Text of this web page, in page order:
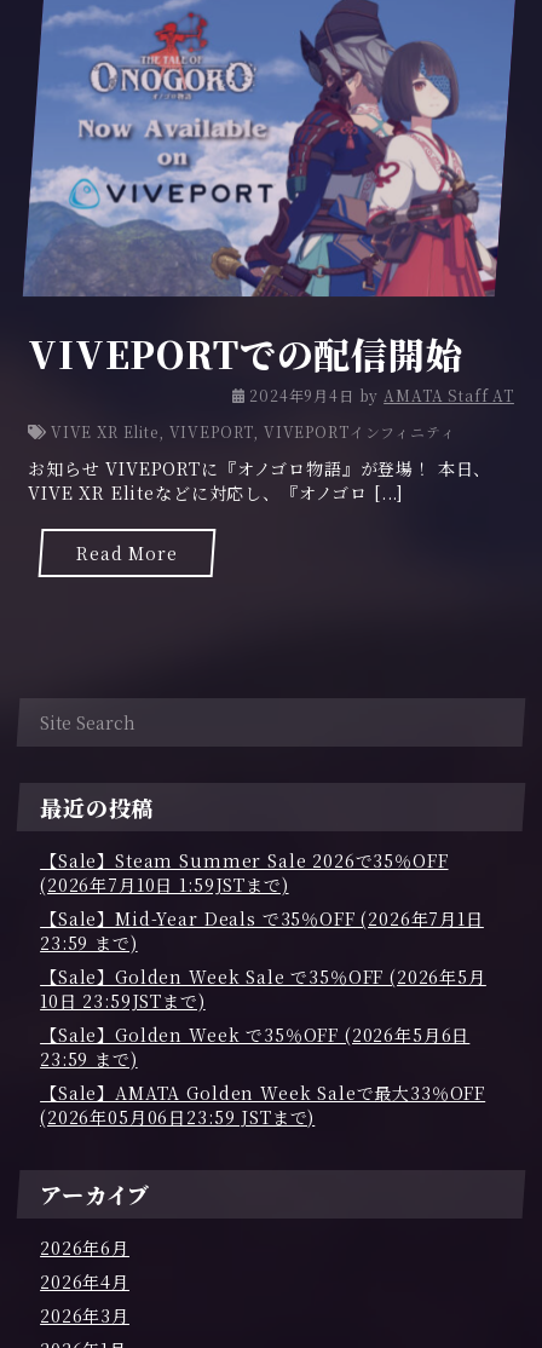
VIVEPORTでの配信開始
2024年9月4日 2
2
4
年
by AMATA Staff AT
VIVE XR Elite VIVEPORT VIVEPORTインフィニティ
お知らせ VIVEPORTに『オノゴロ物語』が登場！ 本日、
VIVE XR Eliteなどに対応し、『オノゴロ [...]
Read More
最近の投稿
【Sale】Steam Summer Sale 2026で35％OFF
(2026年7月10日 1:59JSTまで)
【Sale】Mid-Year Deals で35％OFF (2026年7月1日
23:59 まで)
【Sale】Golden Week Sale で35％OFF (2026年5月
10日 23:59JSTまで)
【Sale】Golden Week で35％OFF (2026年5月6日
23:59 まで)
【Sale】AMATA Golden Week Saleで最大33％OFF
(2026年05月06日23:59 JSTまで)
アーカイブ
2026年6月
2026年4月
2026年3月